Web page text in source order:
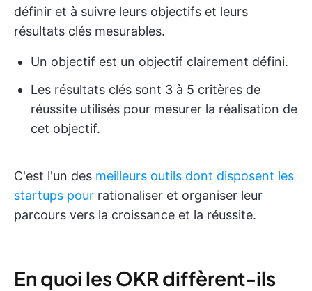
définir et à suivre leurs objectifs et leurs
résultats clés mesurables.
Un objectif est un objectif clairement défini.
Les résultats clés sont 3 à 5 critères de
réussite utilisés pour mesurer la réalisation de
cet objectif.
C'est l'un des meilleurs outils dont disposent les
startups pour rationaliser et organiser leur
parcours vers la croissance et la réussite.
En quoi les OKR diffèrent-ils